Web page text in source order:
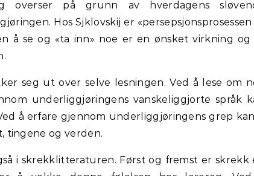
overser på grunn av hverdagens
Hos Sjklovskij er
å se og «ta inn» noe er en ønsket virkning
seg ut over selve lesningen. Ved å lese om
underliggjøringens vanskeliggjorte språk
å erfare gjennom underliggjøringens grep
tingene og verden.
i skrekklitteraturen. Først og fremst er skrekk